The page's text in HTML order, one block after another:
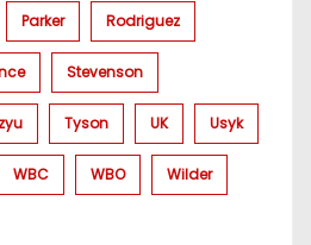
Parker Rodriguez
Stevenson
Tyson UK Usyk
WBC WBO Wilder